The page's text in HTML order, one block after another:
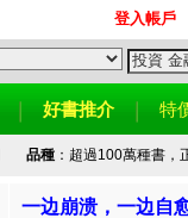
登入帳戶
好書推介 特
品種：超過100萬種書，
一边崩溃，一边自